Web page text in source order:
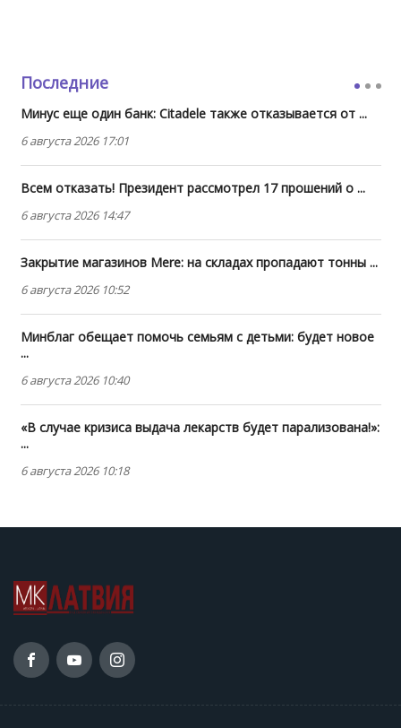
Последние
Минус еще один банк: Citadele также отказывается от ...
6 августа 2026 17:01
Всем отказать! Президент рассмотрел 17 прошений о ...
6 августа 2026 14:47
Закрытие магазинов Mere: на складах пропадают тонны ...
6 августа 2026 10:52
Минблаг обещает помочь семьям с детьми: будет новое
...
6 августа 2026 10:40
«В случае кризиса выдача лекарств будет парализована!»:
...
6 августа 2026 10:18